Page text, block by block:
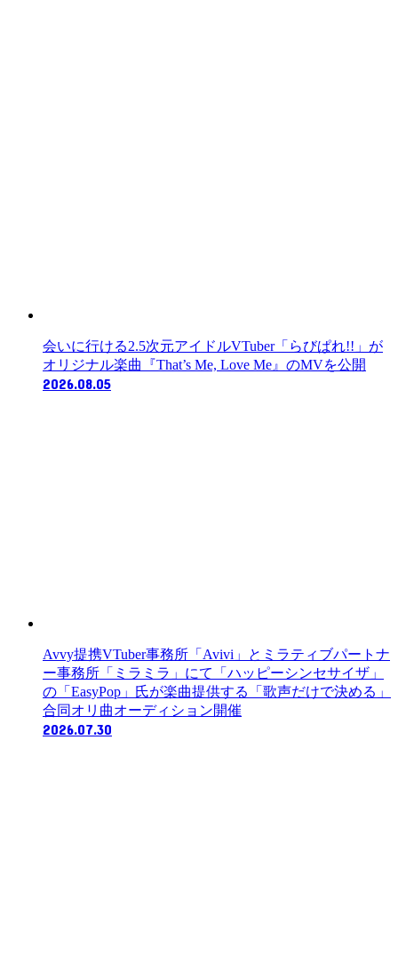
会いに行ける2.5次元アイドルVTuber「らびぱれ!!」が
オリジナル楽曲『That’s Me, Love Me』のMVを公開
2026.08.05
Avvy提携VTuber事務所「Avivi」とミラティブパートナ
ー事務所「ミラミラ」にて「ハッピーシンセサイザ」
の「EasyPop」氏が楽曲提供する「歌声だけで決める」
合同オリ曲オーディション開催
2026.07.30